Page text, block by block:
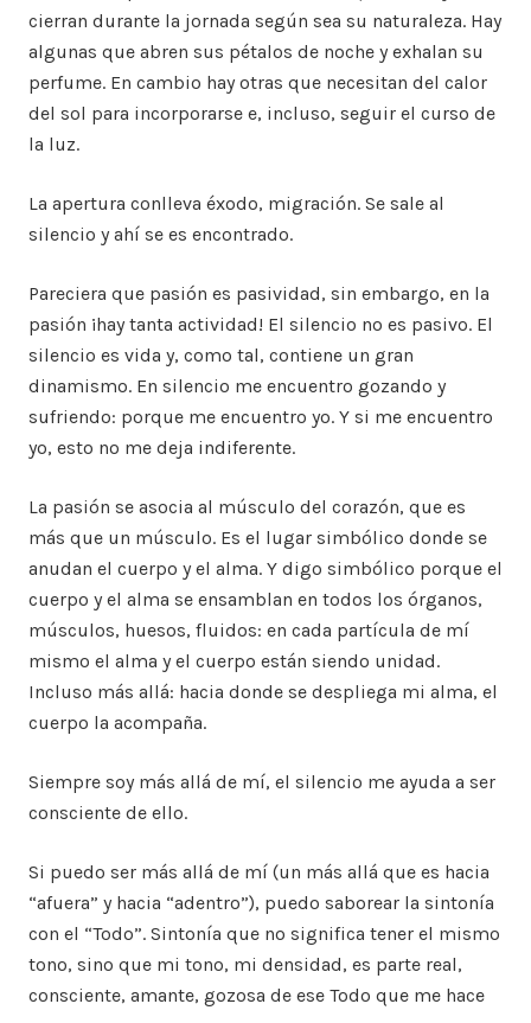
cierran durante la jornada según sea su naturaleza. Hay
algunas que abren sus pétalos de noche y exhalan su
perfume. En cambio hay otras que necesitan del calor
del sol para incorporarse e, incluso, seguir el curso de
la luz.
La apertura conlleva éxodo, migración. Se sale al
silencio y ahí se es encontrado.
Pareciera que pasión es pasividad, sin embargo, en la
pasión ¡hay tanta actividad! El silencio no es pasivo. El
silencio es vida y, como tal, contiene un gran
dinamismo. En silencio me encuentro gozando y
sufriendo: porque me encuentro yo. Y si me encuentro
yo, esto no me deja indiferente.
La pasión se asocia al músculo del corazón, que es
más que un músculo. Es el lugar simbólico donde se
anudan el cuerpo y el alma. Y digo simbólico porque el
cuerpo y el alma se ensamblan en todos los órganos,
músculos, huesos, fluidos: en cada partícula de mí
mismo el alma y el cuerpo están siendo unidad.
Incluso más allá: hacia donde se despliega mi alma, el
cuerpo la acompaña.
Siempre soy más allá de mí, el silencio me ayuda a ser
consciente de ello.
Si puedo ser más allá de mí (un más allá que es hacia
“afuera” y hacia “adentro”), puedo saborear la sintonía
con el “Todo”. Sintonía que no significa tener el mismo
tono, sino que mi tono, mi densidad, es parte real,
consciente, amante, gozosa de ese Todo que me hace